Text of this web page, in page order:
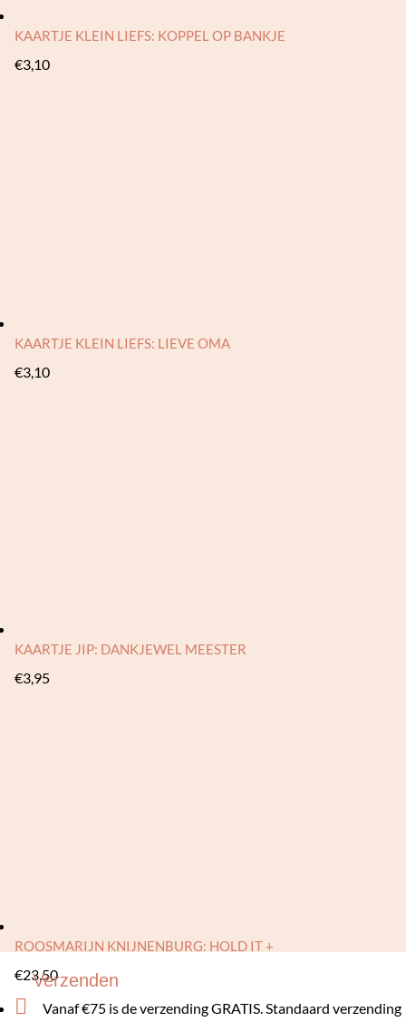
KAARTJE KLEIN LIEFS: KOPPEL OP BANKJE
€3,10
KAARTJE KLEIN LIEFS: LIEVE OMA
€3,10
KAARTJE JIP: DANKJEWEL MEESTER
€3,95
ROOSMARIJN KNIJNENBURG: HOLD IT +
€23,50
Verzenden

Vanaf €75 is de verzending GRATIS. Standaard verzending